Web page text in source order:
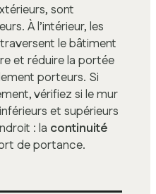
sont
À l’intérieur, les
le bâtiment
et réduire la portée
porteurs. Si
vérifiez si le mur
et supérieurs
: la continuité
de portance.